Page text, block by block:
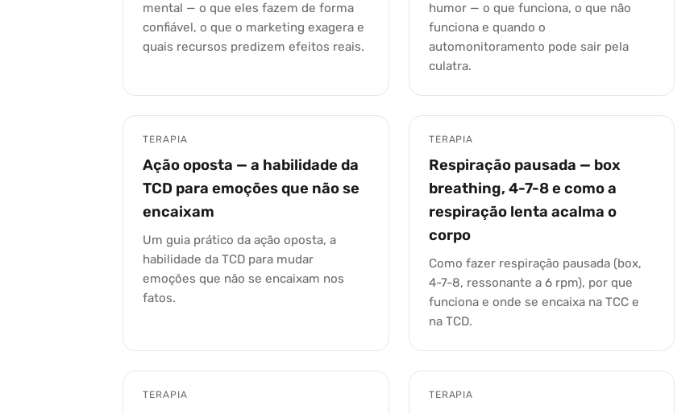
mental — o que eles fazem de forma
confiável, o que o marketing exagera e
quais recursos predizem efeitos reais.
humor — o que funciona, o que não
funciona e quando o
automonitoramento pode sair pela
culatra.
TERAPIA
Ação oposta — a habilidade da
TCD para emoções que não se
encaixam
Um guia prático da ação oposta, a
habilidade da TCD para mudar
emoções que não se encaixam nos
fatos.
TERAPIA
Respiração pausada — box
breathing, 4-7-8 e como a
respiração lenta acalma o
corpo
Como fazer respiração pausada (box,
4-7-8, ressonante a 6 rpm), por que
funciona e onde se encaixa na TCC e
na TCD.
TERAPIA TERAPIA